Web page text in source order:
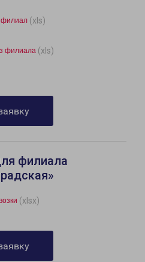
филиал (xls)
филиала (xls)
филиала
(xlsx)